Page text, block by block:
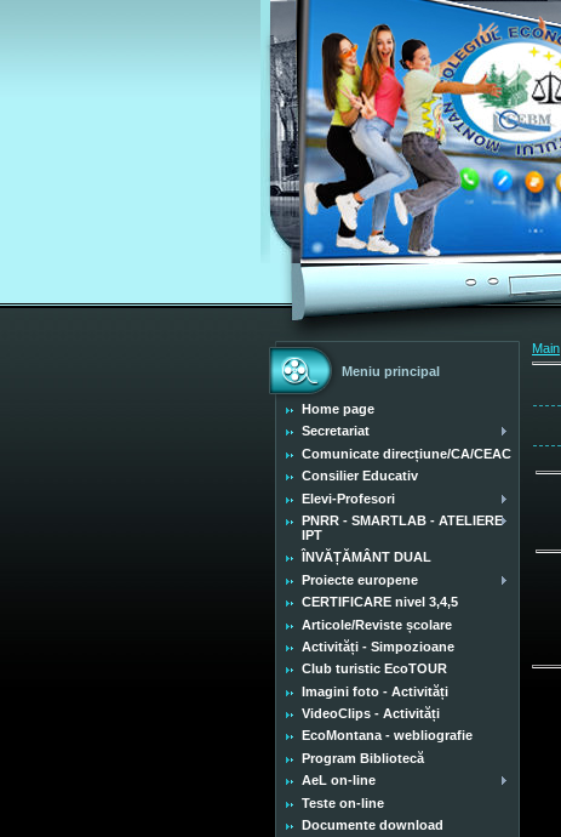
Meniu principal
Home page
Secretariat
Comunicate direcțiune/CA/CEAC
Consilier Educativ
Elevi-Profesori
PNRR - SMARTLAB - ATELIERE
IPT
ÎNVĂȚĂMÂNT DUAL
Proiecte europene
CERTIFICARE nivel 3,4,5
Articole/Reviste școlare
Activități - Simpozioane
Club turistic EcoTOUR
Imagini foto - Activități
VideoClips - Activități
EcoMontana - webliografie
Program Bibliotecă
AeL on-line
Teste on-line
Documente download
Main